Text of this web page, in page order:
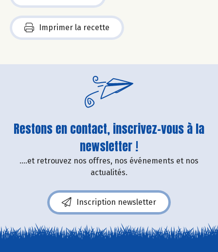
Imprimer la recette
Restons en contact, inscrivez-vous à la
newsletter !
....et retrouvez nos offres, nos événements et nos
actualités.
Inscription newsletter